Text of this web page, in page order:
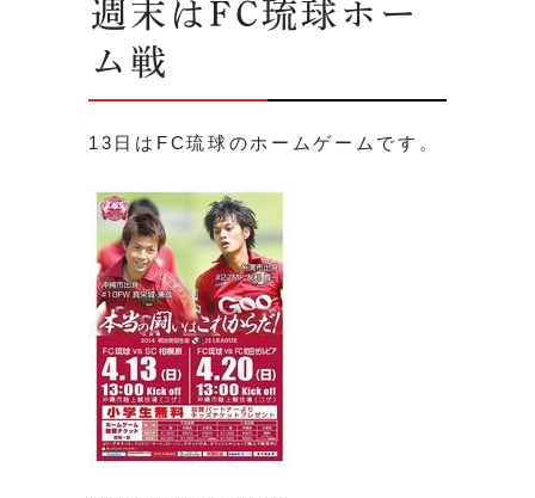
週末はFC琉球ホー
ム戦
13日はFC琉球のホームゲームです。